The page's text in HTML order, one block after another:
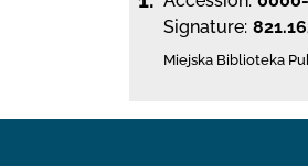
Signature:
Miejska Biblioteka